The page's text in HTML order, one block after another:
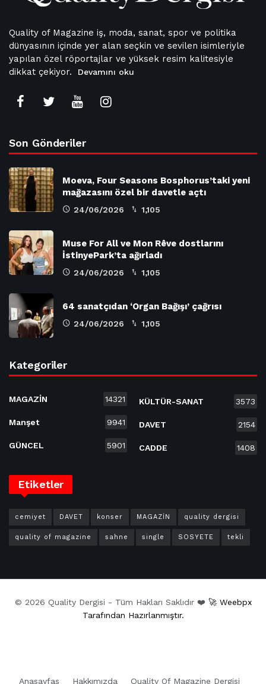
Quality of Magazine iş, moda, sanat, spor ve politika
dünyasının içinde yer alan seçkin ve sevilen isimleriyle
yapılan özel röportajlar ve yüksek resim kalitesiyle
dikkat çekiyor.
Devamını oku
Son Gönderiler
Moeva, Four Seasons Bosphorus’taki yeni
mağazasını özel bir davetle açtı
24/06/2026 1,105
Muse For All ve Mon Rêve dostlarını
İstinyePark’ta ağırladı
24/06/2026 1,105
64 sanatçıdan ‘Organ Bağışı’ çağrısı
24/06/2026 1,105
Kategoriler
MAGAZİN 14321
Manşet 9941
GÜNCEL 5901
KÜLTÜR-SANAT 3573
DAVET 2154
CADDE 1408
Etiketler
cemiyet DAVET konser MAGAZİN quality dergisi
quality of magazine sahne single SOSYETE tekli
© 2026 Quality Dergisi - Tüm Hakları Saklıdır ❤️ 🚀 Weebpx
Tarafından Hazırlanmıştır.
Anasayfas Hakkımızda Quality Of Magazine Dergisi